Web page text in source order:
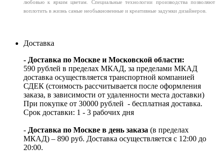
любовью к ярким цветам. Специальные технологии производства позволяют
воплотить в жизнь самые необыкновенные и креативные задумки дизайнеров.
Доставка
- Доставка по Москве и Московской области:
590 рублей в пределах МКАД, за пределами МКАД
доставка осуществляется транспортной компанией
СДЕК (стоимость рассчитывается после оформления
заказа, в зависимости от удаленности места доставки)
При покупке от 30000 рублей - бесплатная доставка.
Срок доставки: 1 - 3 рабочих дня
- Доставка по Москве в день заказа (в пределах
МКАД) – 890 руб. Доставка осуществляется с 12:00 до
20:00.